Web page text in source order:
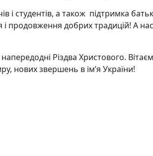
і студентів, а також підтримка
і продовження добрих традицій! А
Різдва Христового.
нових звершень в ім’я України!